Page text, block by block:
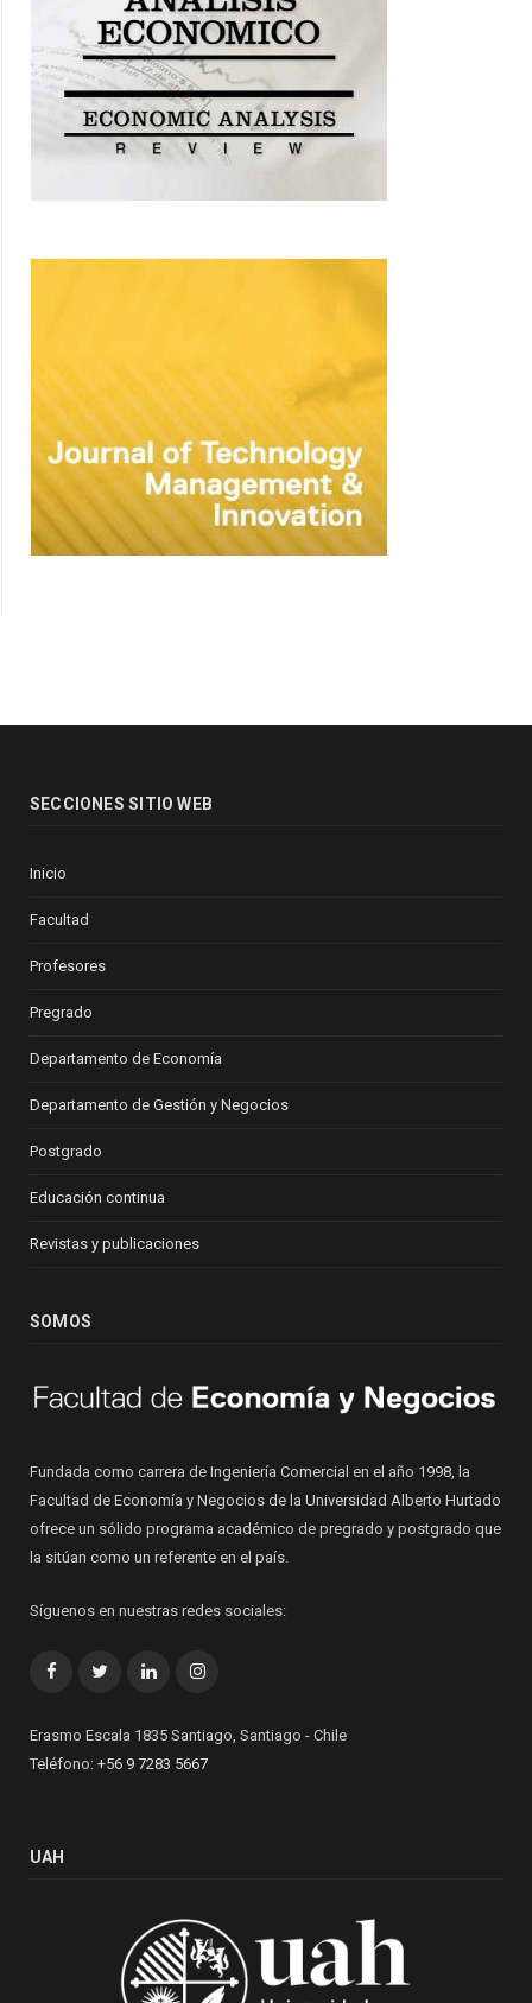
SECCIONES SITIO WEB
Inicio
Facultad
Profesores
Pregrado
Departamento de Economía
Departamento de Gestión y Negocios
Postgrado
Educación continua
Revistas y publicaciones
SOMOS
Fundada como carrera de Ingeniería Comercial en el año 1998, la
Facultad de Economía y Negocios de la Universidad Alberto Hurtado
ofrece un sólido programa académico de pregrado y postgrado que
la sitúan como un referente en el país.
Síguenos en nuestras redes sociales:
FacebookTwitterLinkedInInstagram
Erasmo Escala 1835 Santiago, Santiago - Chile
Teléfono: +56 9 7283 5667
UAH